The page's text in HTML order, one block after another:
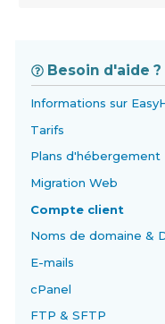
Besoin d'aide ?
Informations sur
Tarifs
Plans d'hébergement
Migration Web
Compte client
Noms de domaine &
E-mails
cPanel
FTP & SFTP